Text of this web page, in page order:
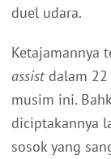
duel udara.
Ketajamannya
assistdalam 22
musim ini.
diciptakannya
sosok yang